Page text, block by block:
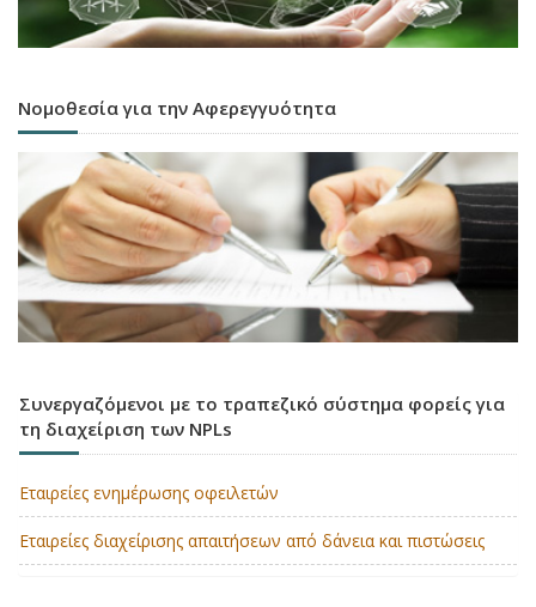
Νομοθεσία για την Αφερεγγυότητα
Συνεργαζόμενοι με το τραπεζικό σύστημα φορείς για
τη διαχείριση των NPLs
Εταιρείες ενημέρωσης οφειλετών
Εταιρείες διαχείρισης απαιτήσεων από δάνεια και πιστώσεις